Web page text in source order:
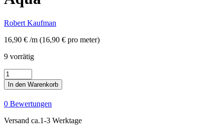
Robert Kaufman
16,90 € /m (16,90 € pro meter)
9 vorrätig
Artisan
Batiks
-
Prisma
Dyes
–
Aqua
In den Warenkorb
0 Bewertungen
Versand ca.1-3 Werktage